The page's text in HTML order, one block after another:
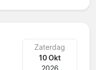
Zaterdag
10 Okt
2026